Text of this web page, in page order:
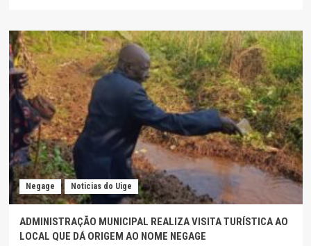
Negage Noticias do Uige
ADMINISTRAÇÃO MUNICIPAL REALIZA VISITA TURÍSTICA AO
LOCAL QUE DÁ ORIGEM AO NOME NEGAGE